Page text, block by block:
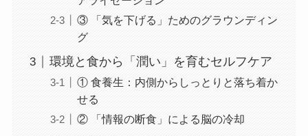
③ 「気を下げる」ためのグラウンディン
グ
環境と食から「潤い」を育むセルフケア
① 食養生：内側からしっとりと落ち着か
せる
② 「情報の断食」による脳の冷却